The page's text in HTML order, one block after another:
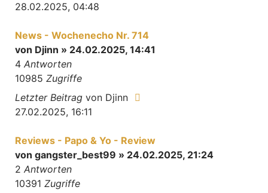
28.02.2025, 04:48
News - Wochenecho Nr. 714
von Djinn » 24.02.2025, 14:41
4 Antworten
10985 Zugriffe
Letzter Beitrag von Djinn
27.02.2025, 16:11
Reviews - Papo & Yo - Review
von gangster_best99 » 24.02.2025, 21:24
2 Antworten
10391 Zugriffe